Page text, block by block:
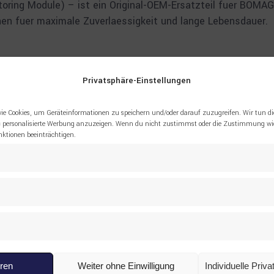
Privatsphäre-Einstellungen
Cookies, um Geräteinformationen zu speichern und/oder darauf zuzugreifen. Wir tun
Werbung anzuzeigen. Wenn du nicht zustimmst oder die Zustimmung
beeinträchtigen.
Weiter ohne Einwilligung Individuelle
Module) – ist ein Original-OEM-Ersatzteil fuer
fuer maximale Zuverlaessigkeit und lange Lebensdauer.
Mengenrabatte fuer Grossbestellungen auf